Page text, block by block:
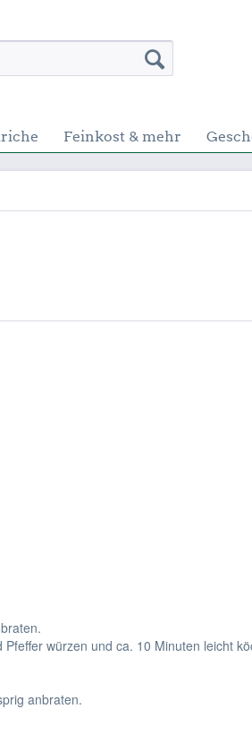
Feinkost & mehr
würzen und ca. 10 Minuten leicht
anbraten.